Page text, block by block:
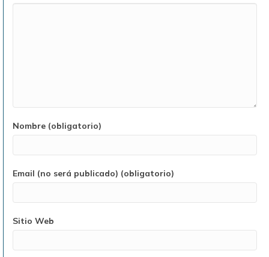
Nombre (obligatorio)
Email (no será publicado) (obligatorio)
Sitio Web